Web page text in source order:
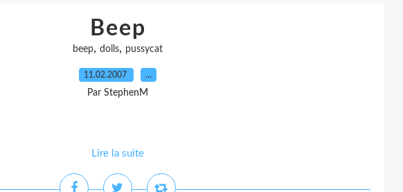
Beep
beep, dolls, pussycat
11.02.2007 …
Par StephenM
Lire la suite